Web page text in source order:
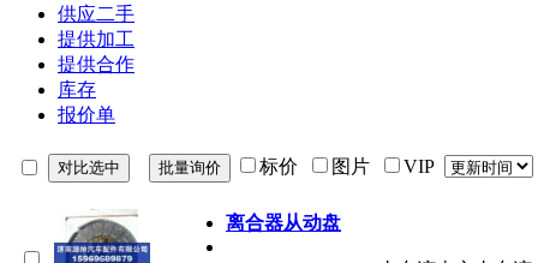
供应二手
提供加工
提供合作
库存
报价单
标价 图片 VIP
离合器从动盘